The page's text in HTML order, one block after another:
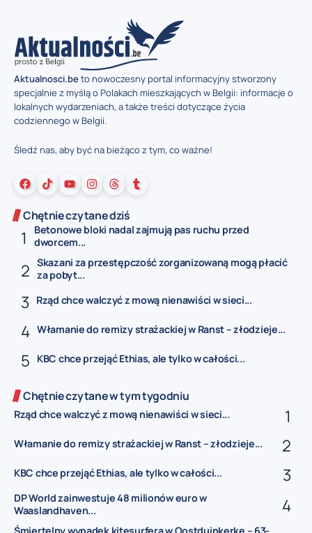
Aktualnosci.beto nowoczesny portal informacyjny stworzony
specjalnie z myślą o Polakach mieszkających w Belgii: informacje o
lokalnych wydarzeniach, a także treści dotyczące życia
codziennego w Belgii.
Śledź nas, aby być na bieżąco z tym, co ważne!
Chętnie czytane dziś
Betonowe bloki nadal zajmują pas ruchu przed
dworcem...
Skazani za przestępczość zorganizowaną mogą płacić
za pobyt...
Rząd chce walczyć z mową nienawiści w sieci...
Włamanie do remizy strażackiej w Ranst – złodzieje...
KBC chce przejąć Ethias, ale tylko w całości...
Chętnie czytane w tym tygodniu
Rząd chce walczyć z mową nienawiści w sieci...
Włamanie do remizy strażackiej w Ranst – złodzieje...
KBC chce przejąć Ethias, ale tylko w całości...
DP World zainwestuje 48 milionów euro w
Waaslandhaven...